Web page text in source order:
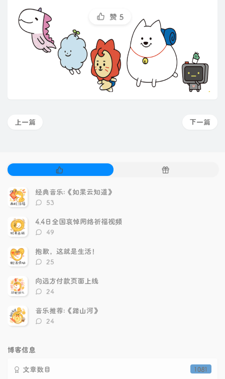
赞 5
下一篇
上一篇
门
文
章
随
经典音乐:《如果云知道》
评
数：
53
4.4日全国哀悼网络祈福视频
评
数：
49
抱歉，这就是生活！
评
数：
25
向远方付款页面上线
评
数：
24
音乐推荐:《踏山河》
评
24
博客信息
1081
文章数目